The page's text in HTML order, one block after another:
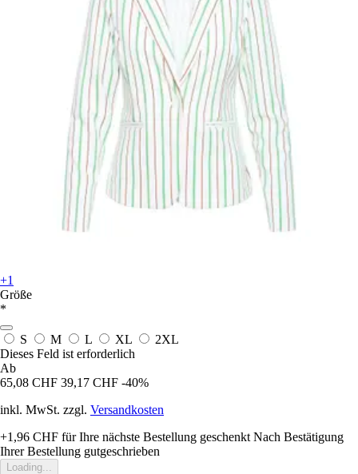
+1
Größe
*
S M L XL
2XL
Dieses Feld ist erforderlich
Ab
65,08 CHF 39,17 CHF -40%
inkl. MwSt. zzgl. Versandkosten
+1,96 CHF für Ihre nächste Bestellung geschenkt Nach Bestätigung
Ihrer Bestellung gutgeschrieben
Loading...